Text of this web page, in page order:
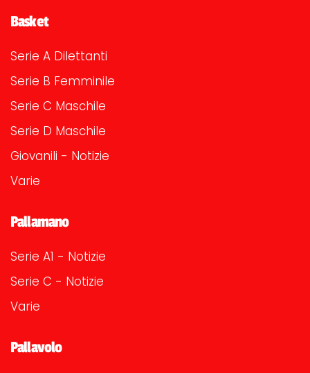
Basket
Serie A Dilettanti
Serie B Femminile
Serie C Maschile
Serie D Maschile
Giovanili - Notizie
Varie
Pallamano
Serie A1 - Notizie
Serie C - Notizie
Varie
Pallavolo